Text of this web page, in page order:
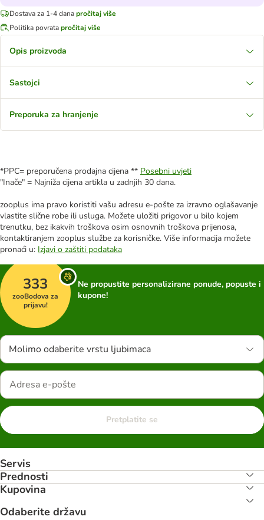
Dostava za 1-4 danapročitaj više
Politika povratapročitaj više
Opis proizvoda
Sastojci
Preporuka za hranjenje
*PPC= preporučena prodajna cijena ** Posebni uvjeti
"Inače" = Najniža cijena artikla u zadnjih 30 dana.
zooplus ima pravo koristiti vašu adresu e-pošte za izravno oglašavanje
vlastite slične robe ili usluga. Možete uložiti prigovor u bilo kojem
trenutku, bez ikakvih troškova osim osnovnih troškova prijenosa,
kontaktiranjem zooplus službe za korisničke. Više informacija možete
pronaći u: Izjavi o zaštiti podataka
333
zooBodova za
prijavu!
Ne propustite personalizirane ponude, popuste i
kupone!
Molimo odaberite vrstu ljubimaca
Pretplatite se
Servis
Prednosti
Kupovina
Odaberite državu